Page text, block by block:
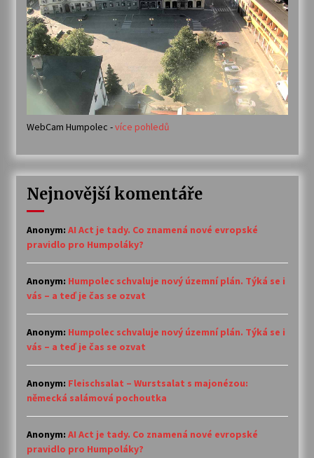
WebCam Humpolec -více pohledů
Nejnovější komentáře
Anonym: AI Act je tady. Co znamená nové evropské
pravidlo pro Humpoláky?
Anonym: Humpolec schvaluje nový územní plán. Týká se i
vás – a teď je čas se ozvat
Anonym: Humpolec schvaluje nový územní plán. Týká se i
vás – a teď je čas se ozvat
Anonym: Fleischsalat – Wurstsalat s majonézou:
německá salámová pochoutka
Anonym: AI Act je tady. Co znamená nové evropské
pravidlo pro Humpoláky?